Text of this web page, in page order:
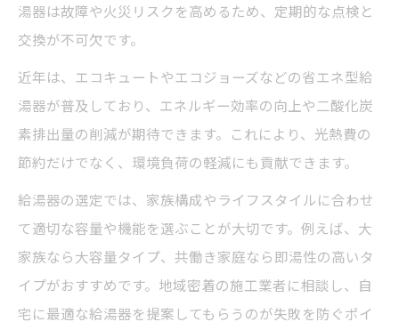
湯器は故障や火災リスクを高めるため、定期的な点検と
交換が不可欠です。
近年は、エコキュートやエコジョーズなどの省エネ型給
湯器が普及しており、エネルギー効率の向上や二酸化炭
素排出量の削減が期待できます。これにより、光熱費の
節約だけでなく、環境負荷の軽減にも貢献できます。
給湯器の選定では、家族構成やライフスタイルに合わせ
て適切な容量や機能を選ぶことが大切です。例えば、大
家族なら大容量タイプ、共働き家庭なら即湯性の高いタ
イプがおすすめです。地域密着の施工業者に相談し、自
宅に最適な給湯器を提案してもらうのが失敗を防ぐポイ